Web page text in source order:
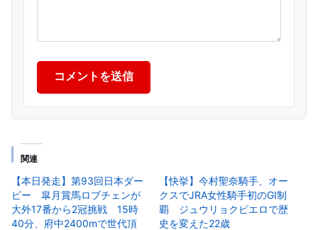
コメントを送信
関連
【本日発走】第93回日本ダー
ビー 皐月賞馬ロブチェンが
大外17番から2冠挑戦 15時
40分、府中2400mで世代頂
【快挙】今村聖奈騎手、オー
クスでJRA女性騎手初のGⅠ制
覇 ジュウリョクピエロで歴
史を変えた22歳